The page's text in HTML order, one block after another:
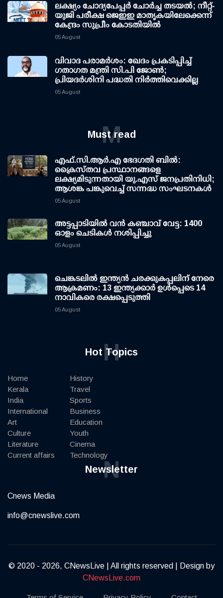
ലക്ഷ്യം ചോദ്യപേപ്പര്‍ ചോര്‍ച്ച തടയല്‍; നീറ്റ്-
യുജി പരീക്ഷ ജെഇഇ മാതൃകയിലേക്കെന്ന്
കേന്ദ്രം സുപ്രീം കോടതിയില്‍
05 August
വിവാദ പരാമര്‍ശം: ഖേദം പ്രകടിപ്പിച്ച്
ഗതാഗത മന്ത്രി സി.പി ജോണ്‍;
പ്രിയദര്‍ശിനി പദ്ധതി നിര്‍ത്തിവെക്കില്ല
05 August
Must read
M
എഫ്.സി.ആര്‍.എ ഭേദഗതി ബില്‍:
ക്രൈസ്തവ പ്രസ്ഥാനങ്ങളെ
ലക്ഷ്യമിടുന്നതായി യു.എസ് ജനപ്രതിനിധി;
ആശങ്ക പങ്കുവെച്ച് സന്നദ്ധ സംഘടനകള്‍
05 August
അട്ടപ്പാടിയില്‍ വന്‍ കഞ്ചാവ് വേട്ട: 1400
ഓളം ചെടികള്‍ നശിപ്പിച്ചു
05 August
ചെങ്കടലില്‍ ഇന്ത്യന്‍ ചരക്കുകപ്പലിന് നേരെ
ആക്രമണം: 13 ഇന്ത്യക്കാര്‍ ഉള്‍പ്പെടെ 14
നാവികരെ രക്ഷപ്പെടുത്തി
05 August
Hot Topics
H
Home
Kerala
India
International
Art
Culture
Literature
Current affairs
History
Travel
Sports
Business
Education
Youth
Cinema
Technology
Newsletter
N
Cnews Media
info@cnewslive.com
© 2020 - 2026, CNewsLive | All rights reserved | Design by
CNewsLive.com